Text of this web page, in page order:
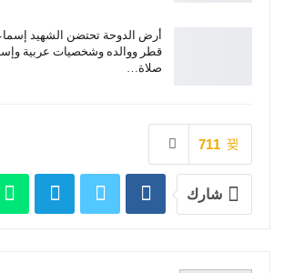
أرض الدوحة تحتضن الشهيد
قطر ووالده وشخصيات عربية
صلاة…
711
شارك